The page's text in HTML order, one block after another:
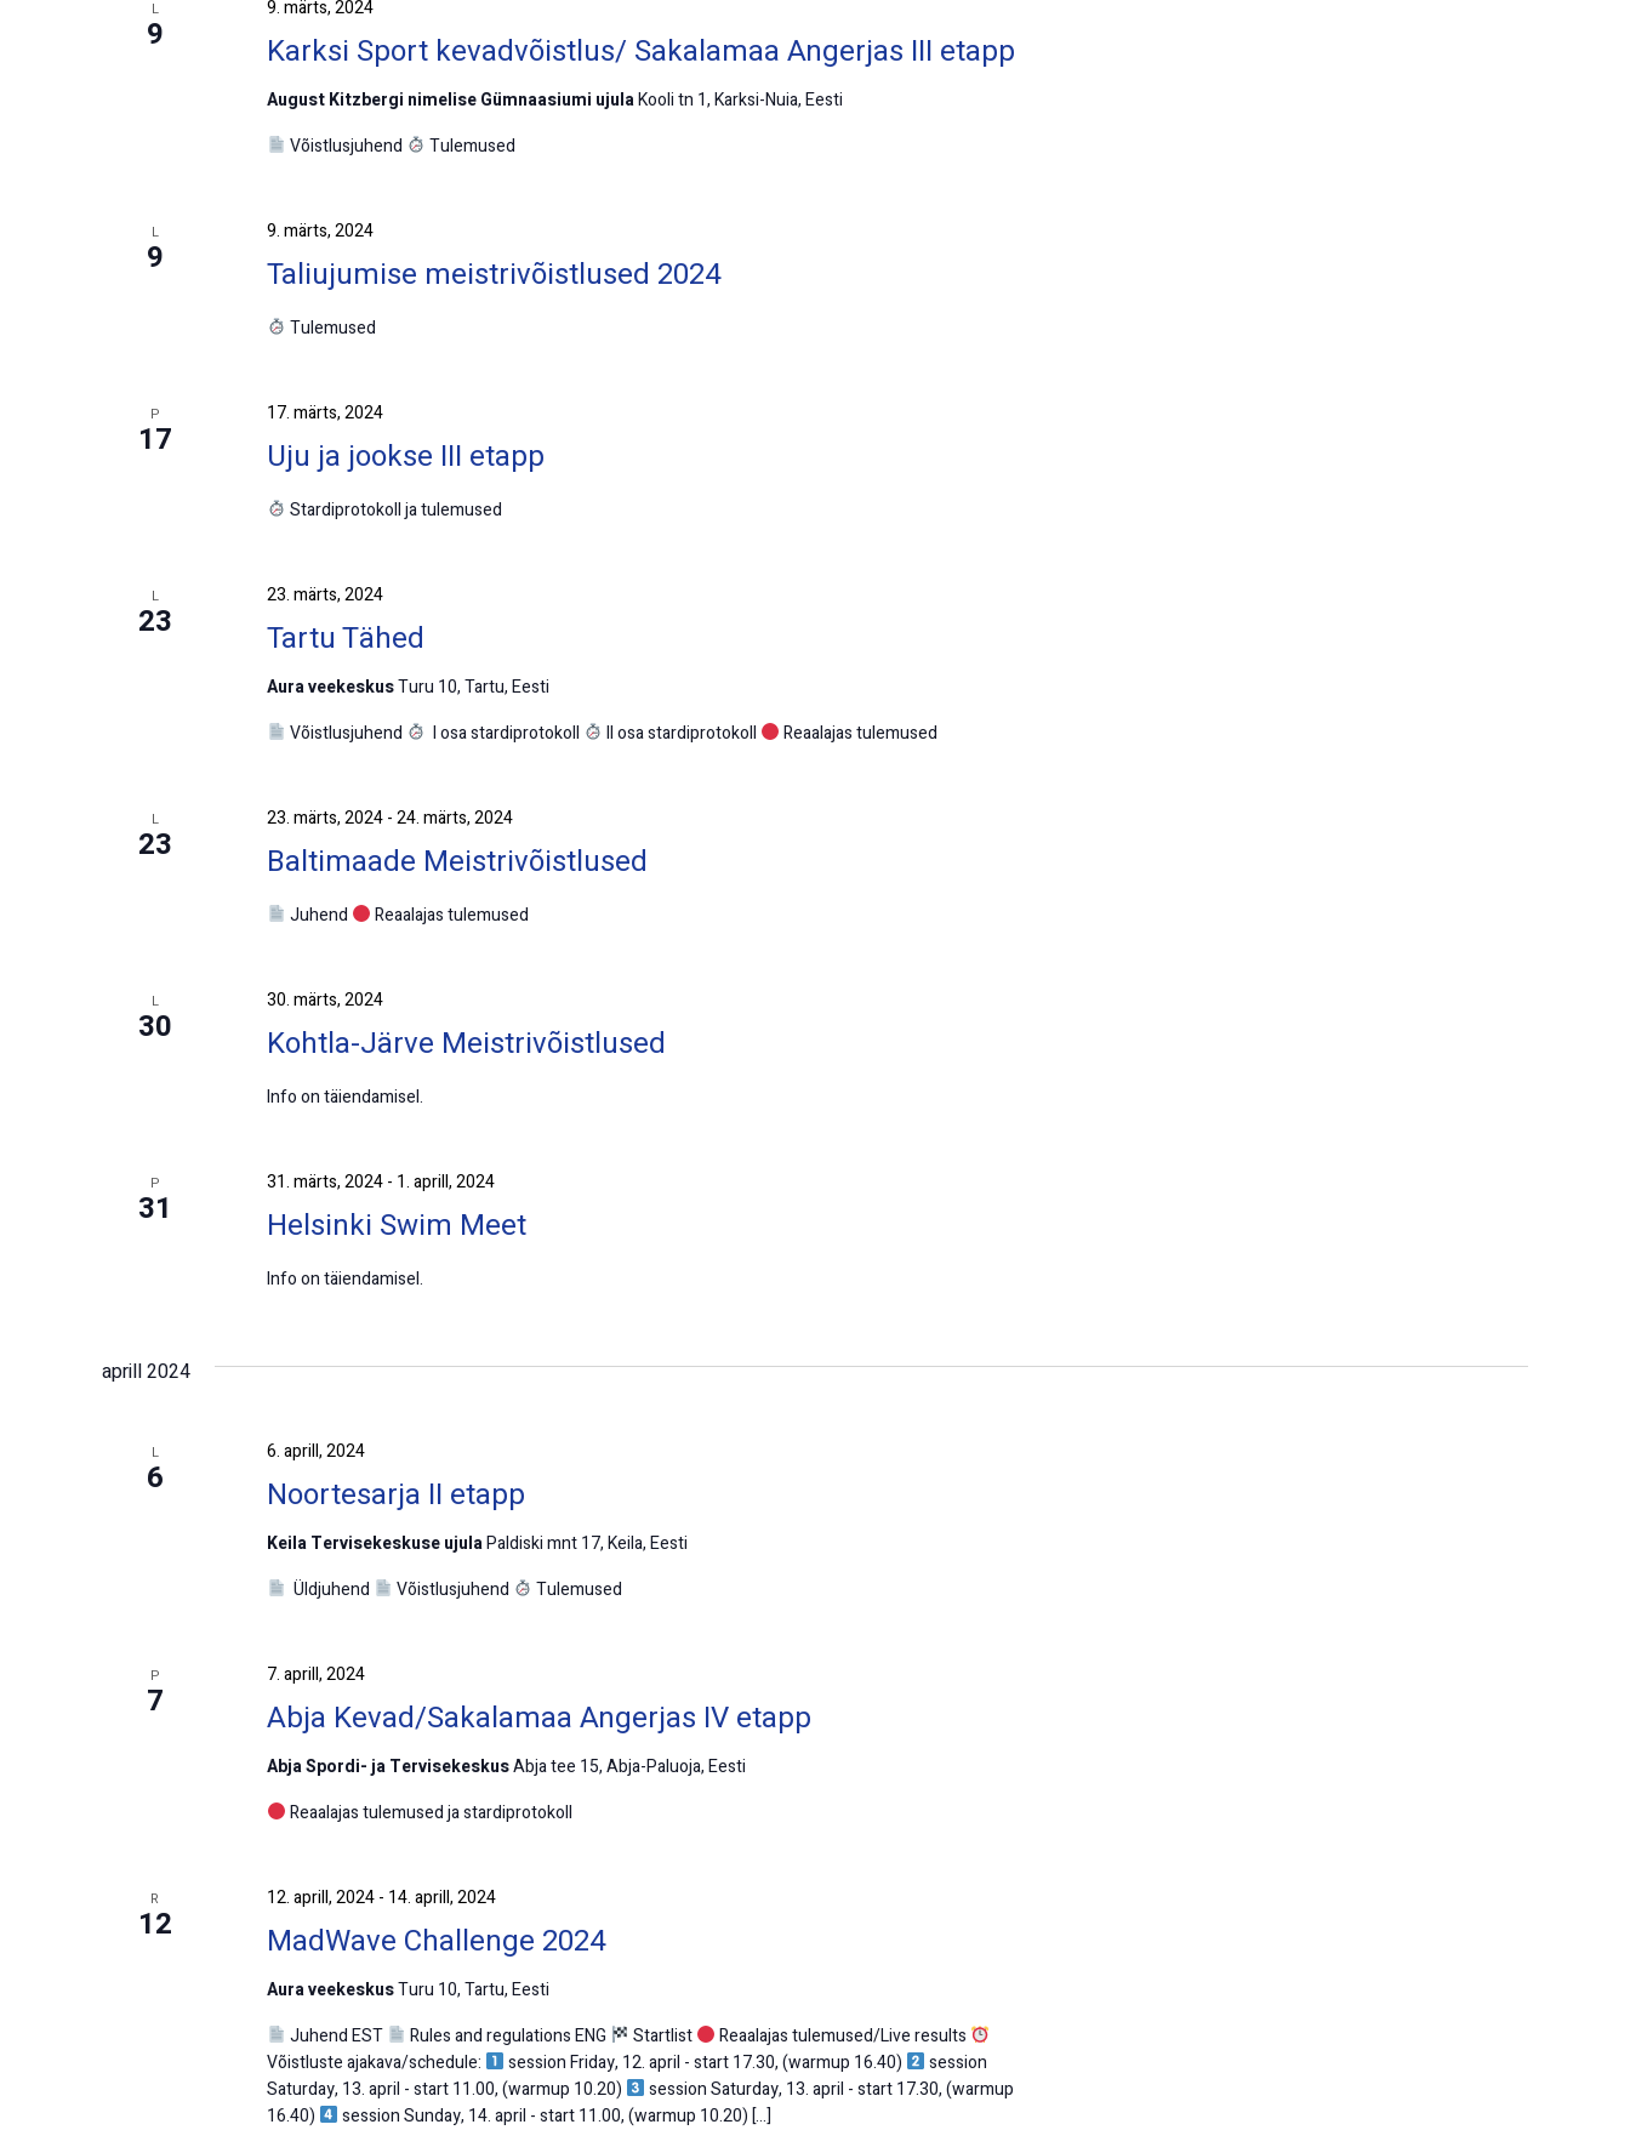
L
9 Karksi Sport kevadvõistlus/ Sakalamaa Angerjas III etapp
9. märts, 2024
August Kitzbergi nimelise Gümnaasiumi ujulaKooli tn 1, Karksi-Nuia, Eesti
Võistlusjuhend
Tulemused
L
9 Taliujumise meistrivõistlused 2024
9. märts, 2024
Tulemused
P
17 Uju ja jookse III etapp
17. märts, 2024
Stardiprotokoll ja tulemused
L
23 Tartu Tähed
23. märts, 2024
Aura veekeskusTuru 10, Tartu, Eesti
Võistlusjuhend
I osa stardiprotokoll II osa stardiprotokoll Reaalajas tulemused
L
23 Baltimaade Meistrivõistlused
23. märts, 2024-24. märts, 2024
Juhend Reaalajas tulemused
L
30 Kohtla-Järve Meistrivõistlused
30. märts, 2024
Info on täiendamisel.
P
31 Helsinki Swim Meet
31. märts, 2024- 1. aprill, 2024
Info on täiendamisel.
aprill 2024
L
6 Noortesarja II etapp
6. aprill, 2024
Keila Tervisekeskuse ujulaPaldiski mnt 17, Keila, Eesti
Üldjuhend
Võistlusjuhend Tulemused
P
7 Abja Kevad/Sakalamaa Angerjas IV etapp
7. aprill, 2024
Abja Spordi- ja TervisekeskusAbja tee 15, Abja-Paluoja, Eesti
Reaalajas tulemused ja stardiprotokoll
R
12 MadWave Challenge 2024
12. aprill, 2024- 14. aprill, 2024
Aura veekeskusTuru 10, Tartu, Eesti
Juhend EST
Rules and regulations ENG Startlist
Reaalajas tulemused/Live results
Võistluste ajakava/schedule:
session Friday, 12. april - start 17.30, (warmup 16.40)
session
Saturday, 13. april - start 11.00, (warmup 10.20)
session Saturday, 13. april - start 17.30, (warmup
16.40)
session Sunday, 14. april - start 11.00, (warmup 10.20) […]